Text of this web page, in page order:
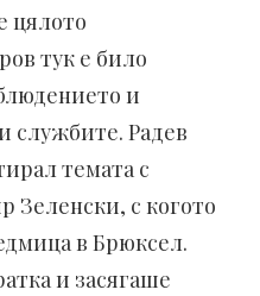
цялото
тук е било
и
службите. Радев
темата с
Зеленски, с когото
в Брюксел.
и засягаше